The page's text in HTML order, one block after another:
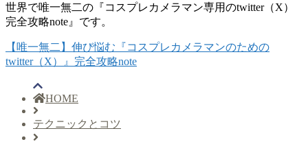
世界で唯一無二の『コスプレカメラマン専用のtwitter（X）
完全攻略note』です。
【唯一無二】伸び悩む『コスプレカメラマンのための
twitter（X）』完全攻略note
HOME
テクニックとコツ